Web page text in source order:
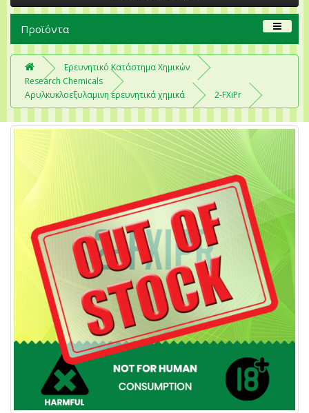
Προϊόντα
Ερευνητικό Κατάστημα Χημικών
Research Chemicals
Αρυλκυκλοεξυλαμινη ερευνητικά χημικά
2-FXiPr